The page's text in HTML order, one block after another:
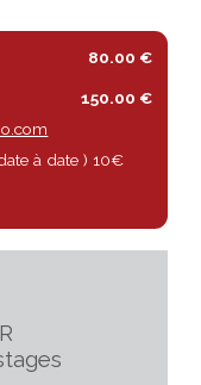
date à date ) 10€